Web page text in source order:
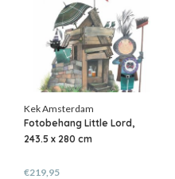
Kek Amsterdam
Fotobehang Little Lord,
243.5 x 280 cm
€219,95